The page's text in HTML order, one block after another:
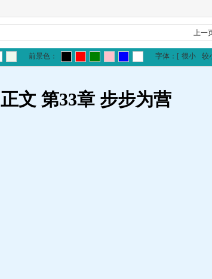
上一
前景色： 字体： [ 很小 较
正文 第33章 步步为营